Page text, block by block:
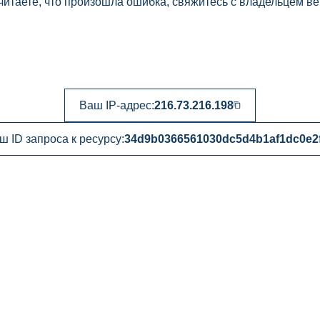
Ваш IP-адрес:216.73.216.198
ID запроса к ресурсу: